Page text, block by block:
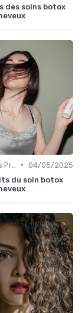
des soins botox
• 04/05/2025
du soin botox